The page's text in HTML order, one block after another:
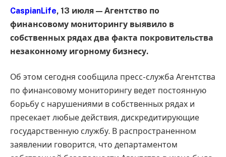
CaspianLife, 13 июля — Агентство по
финансовому мониторингу выявило в
собственных рядах два факта покровительства
незаконному игорному бизнесу.
Об этом сегодня сообщила пресс-служба Агентства
по финансовому мониторингу ведет постоянную
борьбу с нарушениями в собственных рядах и
пресекает любые действия, дискредитирующие
государственную службу. В распространенном
заявлении говорится, что департаментом